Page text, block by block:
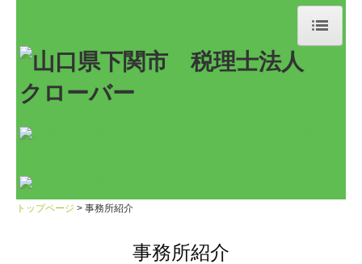
トップページ
事務所紹介
業務案内
トップページ 事務所紹介
事務所紹介